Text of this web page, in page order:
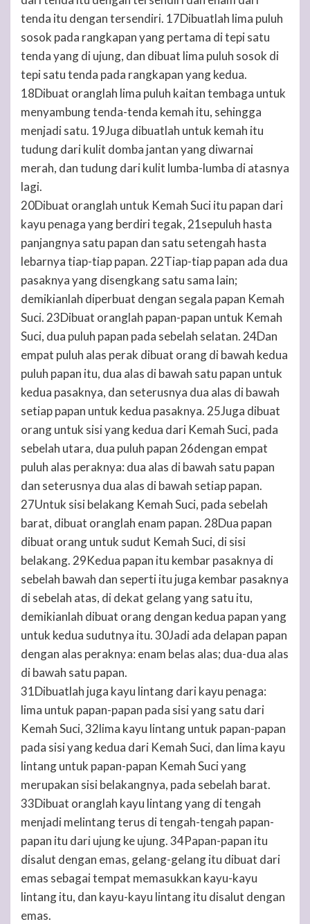
tenda itu dengan tersendiri. 17Dibuatlah lima puluh
sosok pada rangkapan yang pertama di tepi satu
tenda yang di ujung, dan dibuat lima puluh sosok di
tepi satu tenda pada rangkapan yang kedua.
18Dibuat oranglah lima puluh kaitan tembaga untuk
menyambung tenda-tenda kemah itu, sehingga
menjadi satu. 19Juga dibuatlah untuk kemah itu
tudung dari kulit domba jantan yang diwarnai
merah, dan tudung dari kulit lumba-lumba di atasnya
lagi.
20Dibuat oranglah untuk Kemah Suci itu papan dari
kayu penaga yang berdiri tegak, 21sepuluh hasta
panjangnya satu papan dan satu setengah hasta
lebarnya tiap-tiap papan. 22Tiap-tiap papan ada dua
pasaknya yang disengkang satu sama lain;
demikianlah diperbuat dengan segala papan Kemah
Suci. 23Dibuat oranglah papan-papan untuk Kemah
Suci, dua puluh papan pada sebelah selatan. 24Dan
empat puluh alas perak dibuat orang di bawah kedua
puluh papan itu, dua alas di bawah satu papan untuk
kedua pasaknya, dan seterusnya dua alas di bawah
setiap papan untuk kedua pasaknya. 25Juga dibuat
orang untuk sisi yang kedua dari Kemah Suci, pada
sebelah utara, dua puluh papan 26dengan empat
puluh alas peraknya: dua alas di bawah satu papan
dan seterusnya dua alas di bawah setiap papan.
27Untuk sisi belakang Kemah Suci, pada sebelah
barat, dibuat oranglah enam papan. 28Dua papan
dibuat orang untuk sudut Kemah Suci, di sisi
belakang. 29Kedua papan itu kembar pasaknya di
sebelah bawah dan seperti itu juga kembar pasaknya
di sebelah atas, di dekat gelang yang satu itu,
demikianlah dibuat orang dengan kedua papan yang
untuk kedua sudutnya itu. 30Jadi ada delapan papan
dengan alas peraknya: enam belas alas; dua-dua alas
di bawah satu papan.
31Dibuatlah juga kayu lintang dari kayu penaga:
lima untuk papan-papan pada sisi yang satu dari
Kemah Suci, 32lima kayu lintang untuk papan-papan
pada sisi yang kedua dari Kemah Suci, dan lima kayu
lintang untuk papan-papan Kemah Suci yang
merupakan sisi belakangnya, pada sebelah barat.
33Dibuat oranglah kayu lintang yang di tengah
menjadi melintang terus di tengah-tengah papan-
papan itu dari ujung ke ujung. 34Papan-papan itu
disalut dengan emas, gelang-gelang itu dibuat dari
emas sebagai tempat memasukkan kayu-kayu
lintang itu, dan kayu-kayu lintang itu disalut dengan
emas.